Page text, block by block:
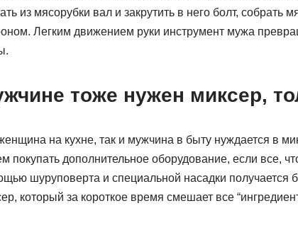
из мясорубки вал и закрутить в него болт, собрать
Легким движением руки инструмент мужа
тоже нужен миксер,
на кухне, так и мужчина в быту нуждается в
покупать дополнительное оборудование, если все,
шуруповерта и специальной насадки
который за короткое время смешает все